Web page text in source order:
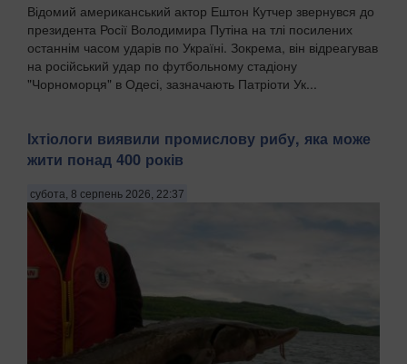
Відомий американський актор Ештон Кутчер звернувся до
президента Росії Володимира Путіна на тлі посилених
останнім часом ударів по Україні. Зокрема, він відреагував
на російський удар по футбольному стадіону
"Чорноморця" в Одесі, зазначають Патріоти Ук...
Іхтіологи виявили промислову рибу, яка може
жити понад 400 років
субота, 8 серпень 2026, 22:37